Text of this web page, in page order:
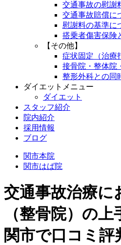
交通事故の慰謝
交通事故賠償に
慰謝料の基準に
搭乗者傷害保険
【その他】
症状固定（治療
接骨院・整体院
整形外科との同
ダイエットメニュー
ダイエット
スタッフ紹介
院内紹介
採用情報
ブログ
関市本院
関市はば院
交通事故治療に
（整骨院）の上
関市で口コミ評